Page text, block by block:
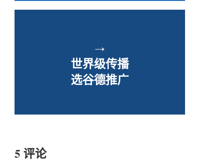
→
世界级传播
选谷德推广
5 评论